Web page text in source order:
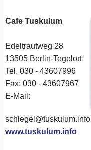
Cafe Tuskulum
Edeltrautweg 28
13505 Berlin-Tegelort
Tel. 030 - 43607996
Fax: 030 - 43607967
E-Mail:
schlegel@tuskulum.info
www.tuskulum.info